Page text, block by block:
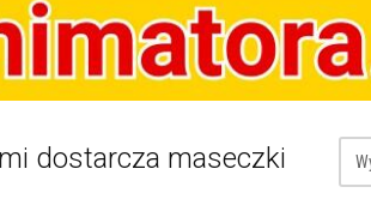
dostarcza maseczki